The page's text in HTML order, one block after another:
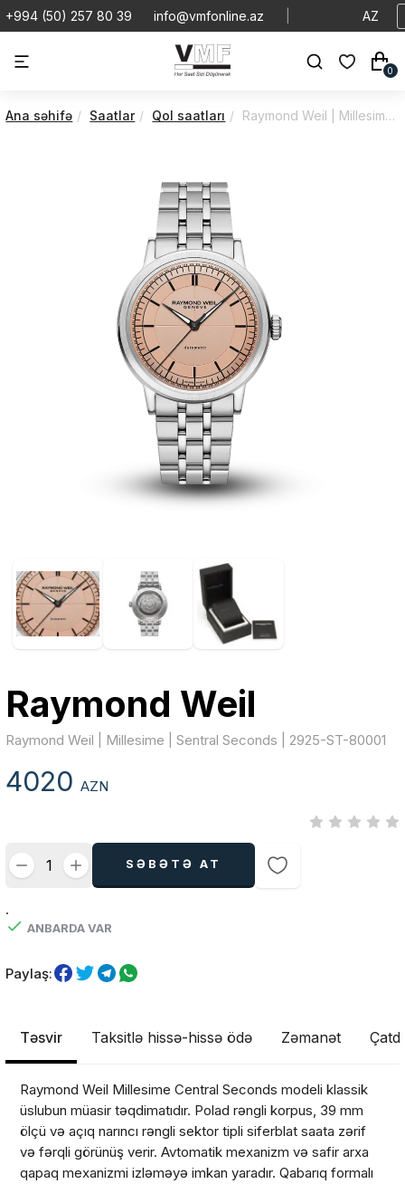
+994 (50) 257 80 39 info@vmfonline.az AZ
0
Ana səhifə Saatlar Qol saatları Raymond Weil | Millesime | Sentral Seconds | 2925-ST-80001
Raymond Weil
Raymond Weil | Millesime | Sentral Seconds | 2925-ST-80001
4020AZN
SƏBƏTƏ AT
.
ANBARDA VAR
Paylaş:
Təsvir Taksitlə hissə-hissə ödə Zəmanət
Raymond Weil Millesime Central Seconds modeli klassik
üslubun müasir təqdimatıdır. Polad rəngli korpus, 39 mm
ölçü və açıq narıncı rəngli sektor tipli siferblat saata zərif
və fərqli görünüş verir. Avtomatik mexanizm və safir arxa
qapaq mexanizmi izləməyə imkan yaradır. Qabarıq formalı